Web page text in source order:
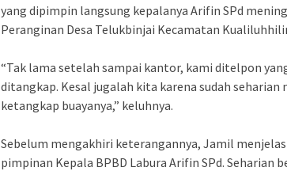
yang dipimpin langsung kepalanya Arifin SPd
Peranginan Desa Telukbinjai Kecamatan
“Tak lama setelah sampai kantor, kami ditelpon
ditangkap. Kesal jugalah kita karena sudah
ketangkap buayanya,” keluhnya.
Sebelum mengakhiri keterangannya, Jamil
pimpinan Kepala BPBD Labura Arifin SPd. Seharian